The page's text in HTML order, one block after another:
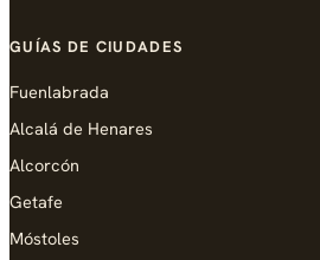
GUÍAS DE CIUDADES
Fuenlabrada
Alcalá de Henares
Alcorcón
Getafe
Móstoles